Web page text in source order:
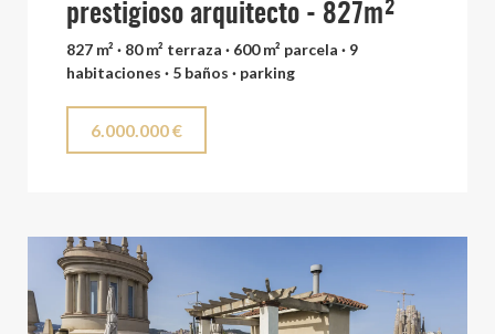
prestigioso arquitecto - 827m²
827 m² · 80 m² terraza · 600 m² parcela · 9
habitaciones · 5 baños · parking
6.000.000 €